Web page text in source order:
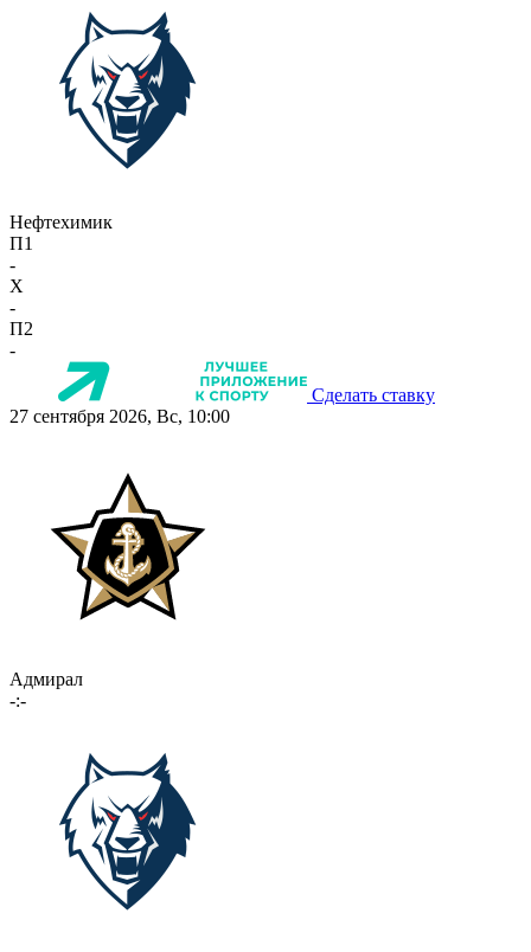
Нефтехимик
П1
-
X
-
П2
-
Сделать ставку
27 сентября 2026, Вс, 10:00
Адмирал
-:-